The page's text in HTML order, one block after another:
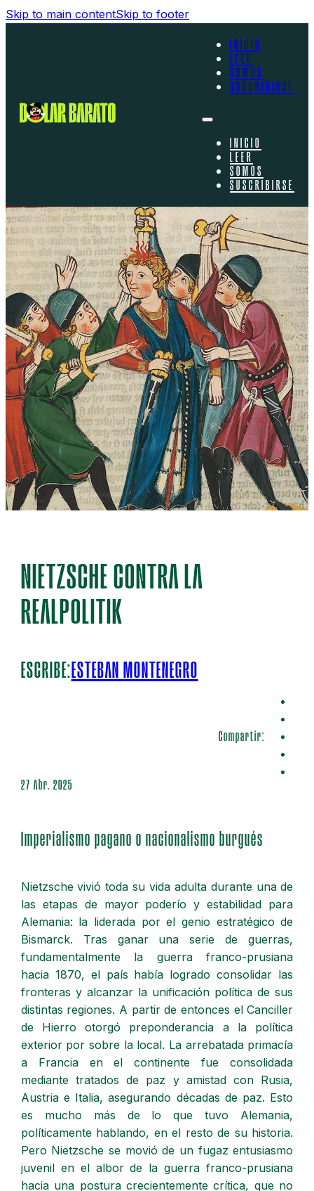
Skip to main contentSkip to footer
INICIO
LEER
SOMOS
SUSCRIBIRSE
INICIO
LEER
SOMOS
SUSCRIBIRSE
NIETZSCHE CONTRA LA
REALPOLITIK
ESCRIBE:ESTEBAN MONTENEGRO
27 Abr. 2025
Compartir:
Imperialismo pagano o nacionalismo burgués
Nietzsche vivió toda su vida adulta durante una de
las etapas de mayor poderío y estabilidad para
Alemania: la liderada por el genio estratégico de
Bismarck. Tras ganar una serie de guerras,
fundamentalmente la guerra franco-prusiana
hacia 1870, el país había logrado consolidar las
fronteras y alcanzar la unificación política de sus
distintas regiones. A partir de entonces el Canciller
de Hierro otorgó preponderancia a la política
exterior por sobre la local. La arrebatada primacía
a Francia en el continente fue consolidada
mediante tratados de paz y amistad con Rusia,
Austria e Italia, asegurando décadas de paz. Esto
es mucho más de lo que tuvo Alemania,
políticamente hablando, en el resto de su historia.
Pero Nietzsche se movió de un fugaz entusiasmo
juvenil en el albor de la guerra franco-prusiana
hacia una postura crecientemente crítica, que no